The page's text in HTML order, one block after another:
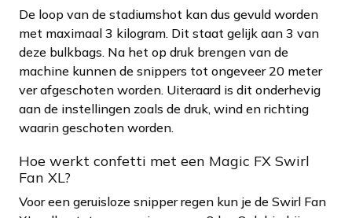
De loop van de stadiumshot kan dus gevuld worden
met maximaal 3 kilogram. Dit staat gelijk aan 3 van
deze bulkbags. Na het op druk brengen van de
machine kunnen de snippers tot ongeveer 20 meter
ver afgeschoten worden. Uiteraard is dit onderhevig
aan de instellingen zoals de druk, wind en richting
waarin geschoten worden.
Hoe werkt confetti met een Magic FX Swirl
Fan XL?
Voor een geruisloze snipper regen kun je de Swirl Fan